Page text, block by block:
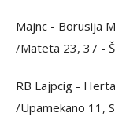
Majnc - Borusija
/Mateta 23, 37 -
RB Lajpcig - Herta
/Upamekano 11,